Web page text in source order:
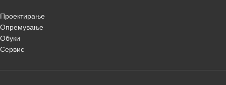
Проектирање
Опремување
Обуки
Сервис